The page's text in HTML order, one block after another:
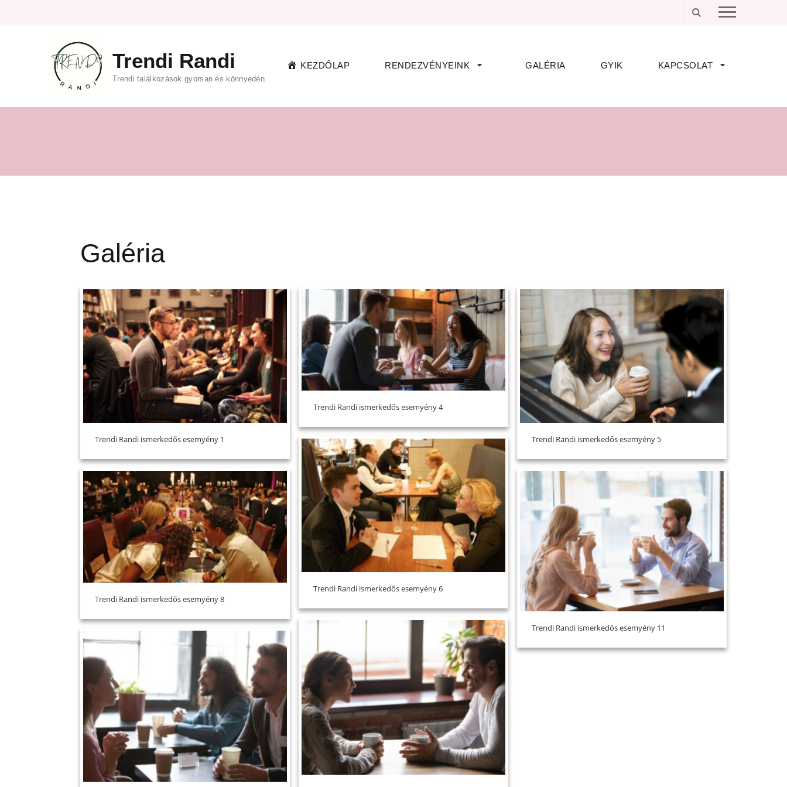
Trendi Randi
Trendi találkozások gyorsan és könnyedén
KEZDŐLAP RENDEZVÉNYEINK GALÉRIA GYIK KAPCSOLAT
Galéria
Trendi Randi ismerkedős esemyény 1
Trendi Randi ismerkedős esemyény 4
Trendi Randi ismerkedős esemyény 5
Trendi Randi ismerkedős esemyény 6
Trendi Randi ismerkedős esemyény 8
Trendi Randi ismerkedős esemyény 11